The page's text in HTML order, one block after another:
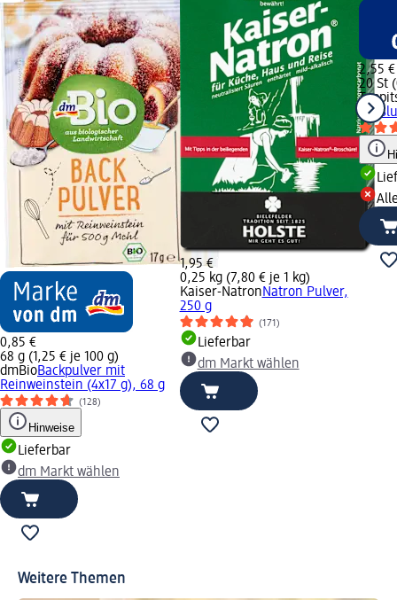
0,85 €
68 g (1,25 € je 100 g)
dmBioBackpulver mit
Reinweinstein (4x17 g), 68 g
(128)
Hinweise
Lieferbar
dm Markt wählen
1,95 €
0,25 kg (7,80 € je 1 kg)
Kaiser-NatronNatron Pulver,
250 g
(171)
Lieferbar
dm Markt wählen
2,55 €
20 St
Weitere Themen